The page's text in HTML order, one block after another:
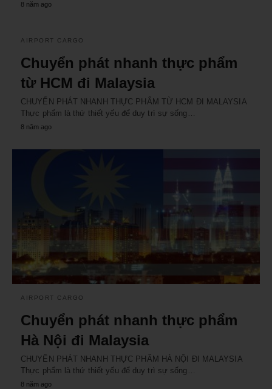
8 năm ago
AIRPORT CARGO
Chuyển phát nhanh thực phẩm
từ HCM đi Malaysia
CHUYỂN PHÁT NHANH THỰC PHẨM TỪ HCM ĐI MALAYSIA
Thực phẩm là thứ thiết yếu để duy trì sự sống…
8 năm ago
AIRPORT CARGO
Chuyển phát nhanh thực phẩm
Hà Nội đi Malaysia
CHUYỂN PHÁT NHANH THỰC PHẨM HÀ NỘI ĐI MALAYSIA
Thực phẩm là thứ thiết yếu để duy trì sự sống…
8 năm ago